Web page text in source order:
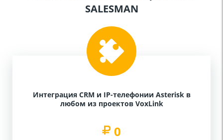
SALESMAN
Интеграция CRM и IP-телефонии Asterisk в
любом из проектов VoxLink
0